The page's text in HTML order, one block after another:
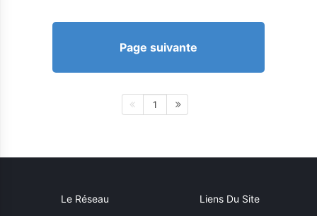
Page suivante
1
Le Réseau Liens Du Site